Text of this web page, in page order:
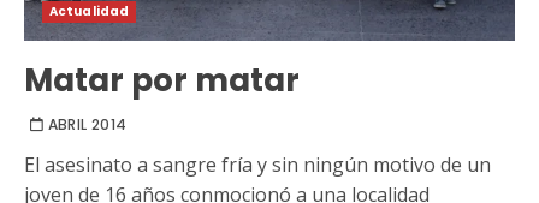
Actualidad
Matar por matar
ABRIL 2014
El asesinato a sangre fría y sin ningún motivo de un
joven de 16 años conmocionó a una localidad